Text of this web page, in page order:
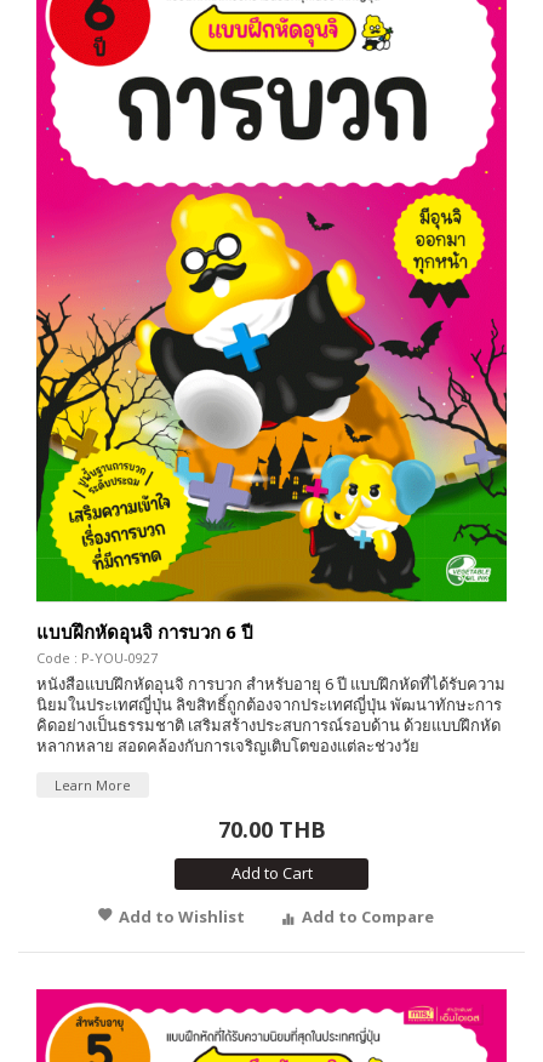
แบบฝึกหัดอุนจิ การบวก 6 ปี
Code : P-YOU-0927
หนังสือแบบฝึกหัดอุนจิ การบวก สำหรับอายุ 6 ปี แบบฝึกหัดที่ได้รับความ
นิยมในประเทศญี่ปุ่น ลิขสิทธิ์ถูกต้องจากประเทศญี่ปุ่น พัฒนาทักษะการ
คิดอย่างเป็นธรรมชาติ เสริมสร้างประสบการณ์รอบด้าน ด้วยแบบฝึกหัด
หลากหลาย สอดคล้องกับการเจริญเติบโตของแต่ละช่วงวัย
Learn More
70.00 THB
Add to Cart
Add to Wishlist
Add to Compare